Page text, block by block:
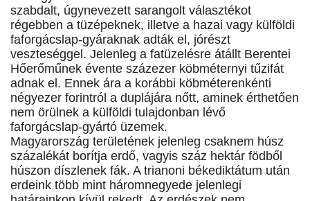
szabdalt, úgynevezett sarangolt választékot
régebben a tüzépeknek, illetve a hazai vagy külföldi
faforgácslap-gyáraknak adták el, jórészt
veszteséggel. Jelenleg a fatüzelésre átállt Berentei
Hőerőműnek évente százezer köbméternyi tűzifát
adnak el. Ennek ára a korábbi köbméterenkénti
négyezer forintról a duplájára nőtt, aminek érthetően
nem örülnek a külföldi tulajdonban lévő
faforgácslap-gyártó üzemek.
Magyarország területének jelenleg csaknem húsz
százalékát borítja erdő, vagyis száz hektár födből
húszon díszlenek fák. A trianoni békediktátum után
erdeink több mint háromnegyede jelenlegi